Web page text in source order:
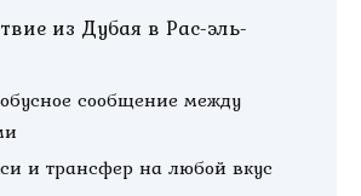
из Дубая в Рас-эль-
сообщение между
и трансфер на любой вкус